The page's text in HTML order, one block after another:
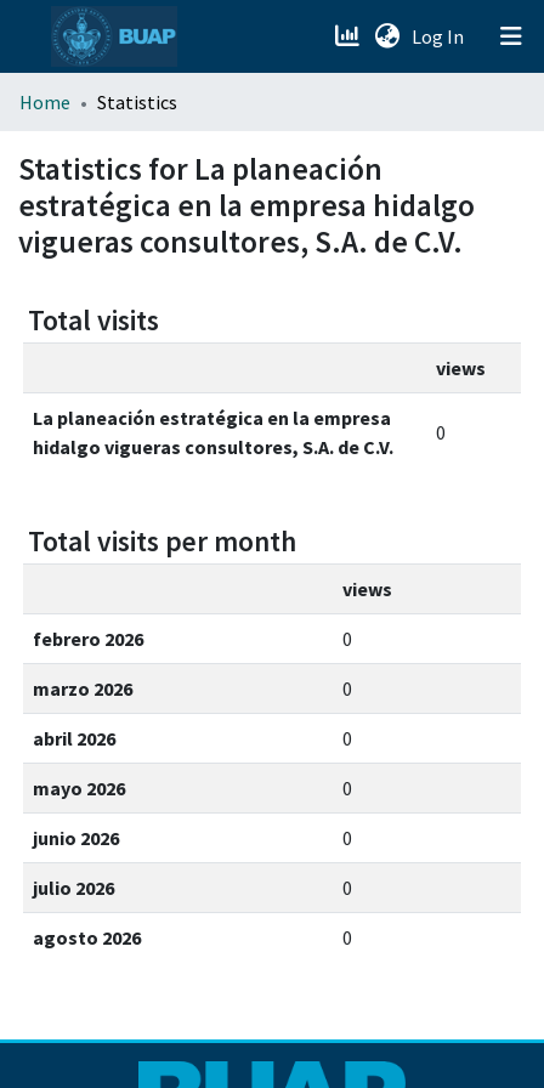
Log In (current)
menu.section.about_menu
All of DSpace
Home Statistics
Statistics for La planeación
estratégica en la empresa hidalgo
vigueras consultores, S.A. de C.V.
Total visits
views
La planeación estratégica en la empresa
hidalgo vigueras consultores, S.A. de C.V.
0
Total visits per month
views
febrero 2026 0
marzo 2026 0
abril 2026 0
mayo 2026 0
junio 2026 0
julio 2026 0
agosto 2026 0